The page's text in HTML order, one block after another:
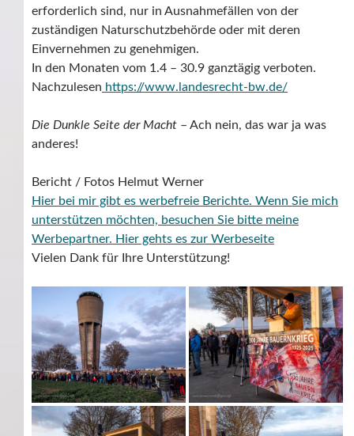
erforderlich sind, nur in Ausnahmefällen von der
zuständigen Naturschutzbehörde oder mit deren
Einvernehmen zu genehmigen.
In den Monaten vom 1.4 – 30.9 ganztägig verboten.
Nachzulesen https://www.landesrecht-bw.de/
Die Dunkle Seite der Macht – Ach nein, das war ja was
anderes!
Bericht / Fotos Helmut Werner
Hier bei mir gibt es werbefreie Berichte. Wenn Sie mich
unterstützen möchten, besuchen Sie bitte meine
Werbepartner. Hier gehts es zur Werbeseite
Vielen Dank für Ihre Unterstützung!